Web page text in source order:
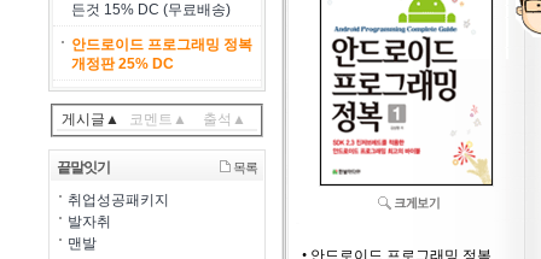
든것 15% DC (무료배송)
안드로이드 프로그래밍 정복
개정판 25% DC
게시글▲ 코멘트▲ 출석▲
끝말잇기 목록
취업성공패키지
발자취
맨발
• 안드로이드 프로그래밍 정복